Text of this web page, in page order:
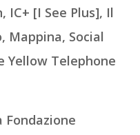
IC+ [I See Plus], Il
Mappina, Social
Yellow Telephone
Fondazione